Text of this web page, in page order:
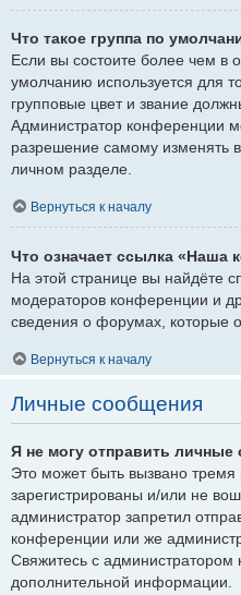
Что такое группа по
Если вы состоите более чем в
умолчанию используется для
групповые цвет и звание
Администратор конференции
разрешение самому изменять
личном разделе.
Вернуться к началу
Что означает ссылка «Наша
На этой странице вы найдёте
модераторов конференции и
сведения о форумах, которые
Вернуться к началу
Личные сообщения
Я не могу отправить личные
Это может быть вызвано
зарегистрированы и/или не
администратор запретил
конференции или же
Свяжитесь с
дополнительной информации.